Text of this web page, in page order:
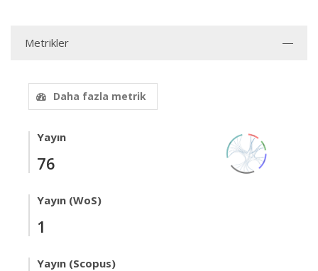
Metrikler
Daha fazla metrik
Yayın
76
Yayın (WoS)
1
Yayın (Scopus)